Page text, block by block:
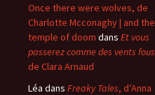
Once there were wolves, de
Charlotte Mcconaghy | and the
temple of doom dans Et vous
passerez comme des vents fous
de Clara Arnaud
Léa dans Freaky Tales, d’Anna